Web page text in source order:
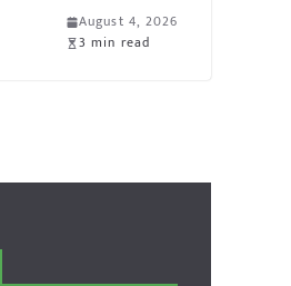
August 4, 2026
3 min read